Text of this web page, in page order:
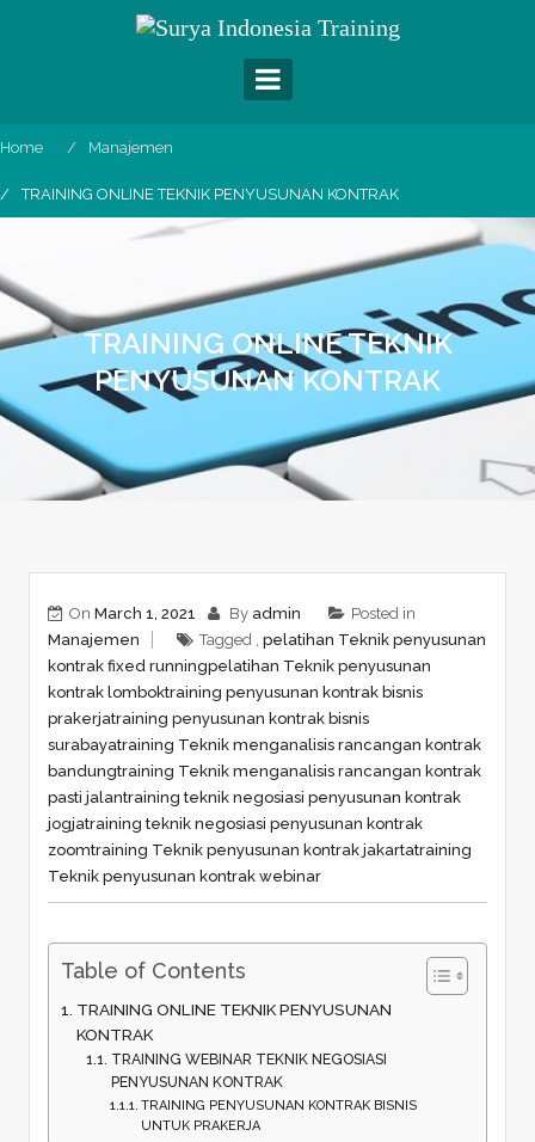
Home Manajemen
TRAINING ONLINE TEKNIK PENYUSUNAN KONTRAK
TRAINING ONLINE TEKNIK
PENYUSUNAN KONTRAK
On March 1, 2021 By admin
Posted in
Manajemen
Tagged , pelatihan Teknik penyusunan
kontrak fixed runningpelatihan Teknik penyusunan
kontrak lomboktraining penyusunan kontrak bisnis
prakerjatraining penyusunan kontrak bisnis
surabayatraining Teknik menganalisis rancangan kontrak
bandungtraining Teknik menganalisis rancangan kontrak
pasti jalantraining teknik negosiasi penyusunan kontrak
jogjatraining teknik negosiasi penyusunan kontrak
zoomtraining Teknik penyusunan kontrak jakartatraining
Teknik penyusunan kontrak webinar
Table of Contents
TRAINING ONLINE TEKNIK PENYUSUNAN
KONTRAK
TRAINING WEBINAR TEKNIK NEGOSIASI
PENYUSUNAN KONTRAK
TRAINING PENYUSUNAN KONTRAK BISNIS
UNTUK PRAKERJA